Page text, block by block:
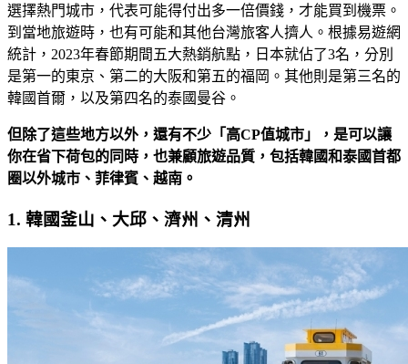
選擇熱門城市，代表可能得付出多一倍價錢，才能買到機票。
到當地旅遊時，也有可能和其他台灣旅客人擠人。根據易遊網
統計，2023年春節期間五大熱銷航點，日本就佔了3名，分別
是第一的東京、第二的大阪和第五的福岡。其他則是第三名的
韓國首爾，以及第四名的泰國曼谷。
但除了這些地方以外，還有不少「高CP值城市」，是可以讓
你在省下荷包的同時，也兼顧旅遊品質，包括韓國和泰國首都
圈以外城市、菲律賓、越南。
1. 韓國釜山、大邱、濟州、清州